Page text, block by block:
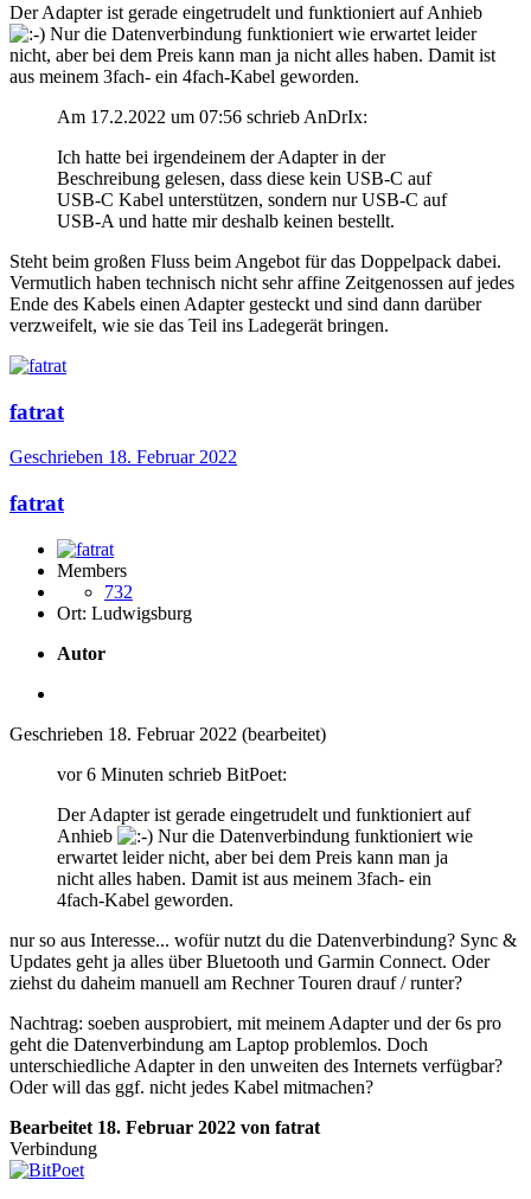
Der Adapter ist gerade eingetrudelt und funktioniert auf Anhieb
Nur die Datenverbindung funktioniert wie erwartet leider
nicht, aber bei dem Preis kann man ja nicht alles haben. Damit ist
aus meinem 3fach- ein 4fach-Kabel geworden.
Am 17.2.2022 um 07:56 schrieb AnDrIx:
Ich hatte bei irgendeinem der Adapter in der
Beschreibung gelesen, dass diese kein USB-C auf
USB-C Kabel unterstützen, sondern nur USB-C auf
USB-A und hatte mir deshalb keinen bestellt.
Steht beim großen Fluss beim Angebot für das Doppelpack dabei.
Vermutlich haben technisch nicht sehr affine Zeitgenossen auf jedes
Ende des Kabels einen Adapter gesteckt und sind dann darüber
verzweifelt, wie sie das Teil ins Ladegerät bringen.
fatrat
Geschrieben 18. Februar 2022
fatrat
Members
732
Ort: Ludwigsburg
Autor
Geschrieben 18. Februar 2022 (bearbeitet)
vor 6 Minuten schrieb BitPoet:
Der Adapter ist gerade eingetrudelt und funktioniert auf
Anhieb
Nur die Datenverbindung funktioniert wie
erwartet leider nicht, aber bei dem Preis kann man ja
nicht alles haben. Damit ist aus meinem 3fach- ein
4fach-Kabel geworden.
nur so aus Interesse... wofür nutzt du die Datenverbindung? Sync &
Updates geht ja alles über Bluetooth und Garmin Connect. Oder
ziehst du daheim manuell am Rechner Touren drauf / runter?
Nachtrag: soeben ausprobiert, mit meinem Adapter und der 6s pro
geht die Datenverbindung am Laptop problemlos. Doch
unterschiedliche Adapter in den unweiten des Internets verfügbar?
Oder will das ggf. nicht jedes Kabel mitmachen?
Bearbeitet 18. Februar 2022 von fatrat
Verbindung